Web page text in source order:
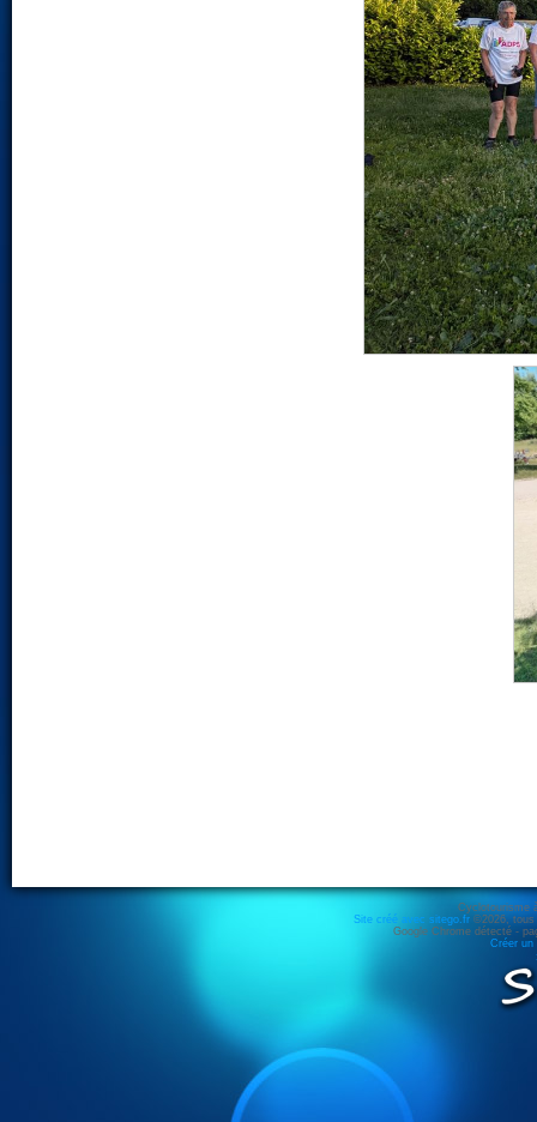
Cyclotourisme
Site créé avec sitego.fr ©2026, tous
Google Chrome détecté -
Créer un